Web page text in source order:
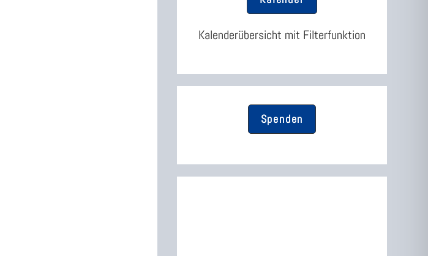
Kalenderübersicht mit Filterfunktion
Spenden